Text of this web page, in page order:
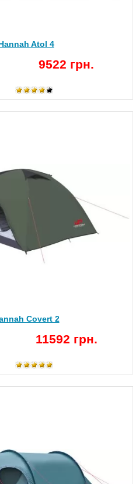
Atol 4
9522 грн.
Covert 2
11592 грн.